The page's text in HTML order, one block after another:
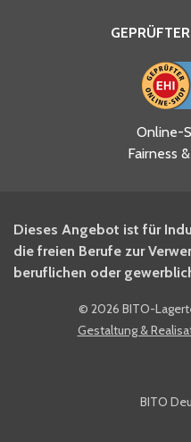
Ja, ich
und
BITO
Ja, ich
BITO
Online-
Fairness
Dieses Angebot ist für
die freien Berufe zur
beruflichen oder
© 2026 BITO-
Gestaltung &
BITO